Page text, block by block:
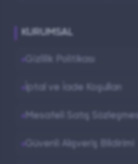
KURUMSAL
Gizlilik Politikası
İptal ve İade Koşulları
Mesafeli Satış Sözleşmesi
Güvenli Alışveriş Bildirimi